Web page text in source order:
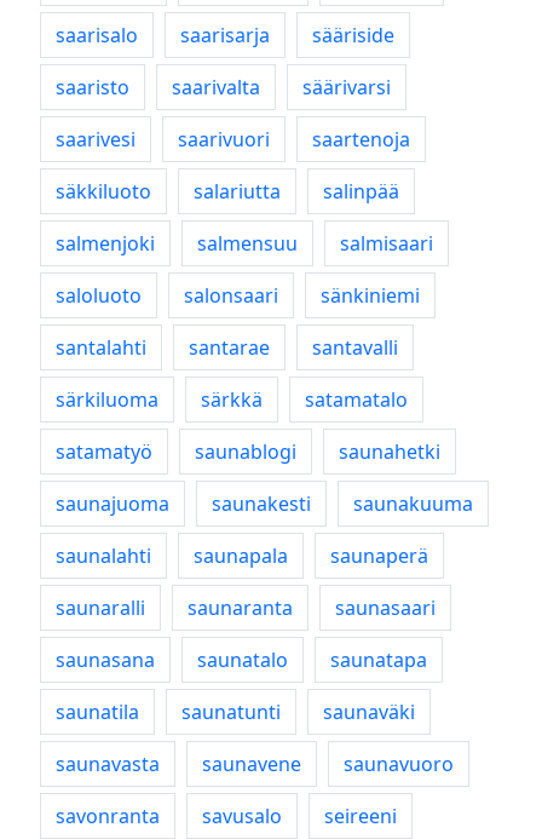
saarisalo
saarisarja
sääriside
saaristo
saarivalta
säärivarsi
saarivesi
saarivuori
saartenoja
säkkiluoto
salariutta
salinpää
salmenjoki
salmensuu
salmisaari
saloluoto
salonsaari
sänkiniemi
santalahti
santarae
santavalli
särkiluoma
särkkä
satamatalo
satamatyö
saunablogi
saunahetki
saunajuoma
saunakesti
saunakuuma
saunalahti
saunapala
saunaperä
saunaralli
saunaranta
saunasaari
saunasana
saunatalo
saunatapa
saunatila
saunatunti
saunaväki
saunavasta
saunavene
saunavuoro
savonranta
savusalo
seireeni